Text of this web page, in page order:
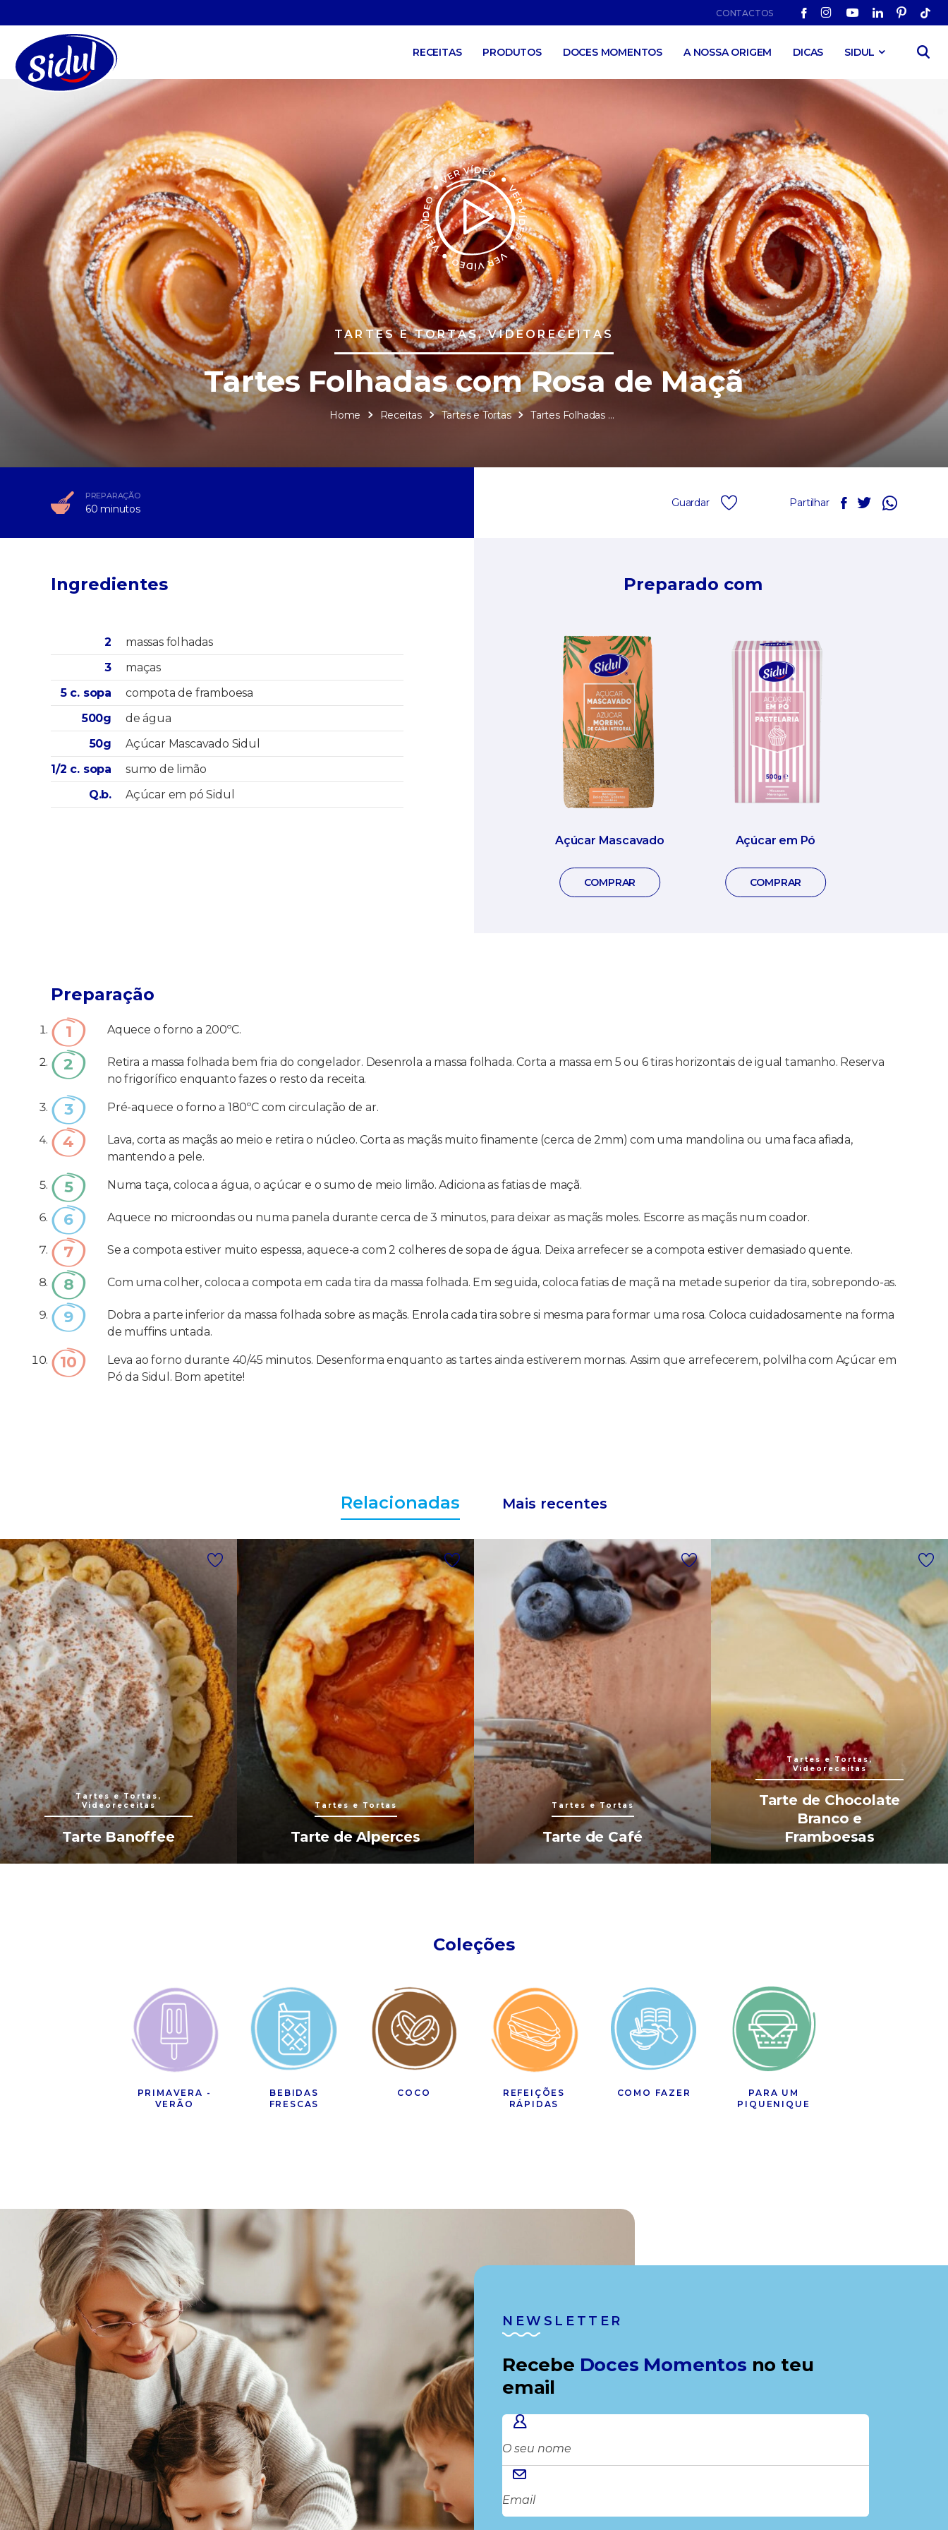
CONTACTOS
RECEITAS PRODUTOS DOCES MOMENTOS A NOSSA ORIGEM DICAS SIDUL
TARTES E TORTAS, VIDEORECEITAS
Tartes Folhadas com Rosa de Maçã
Home Receitas Tartes e Tortas Tartes Folhadas com Rosa de Maçã
PREPARAÇÃO
60 minutos Guardar Partilhar
Ingredientes
2
massas folhadas
3
maças
5 c. sopa
compota de framboesa
500g
de água
50g
Açúcar Mascavado Sidul
1/2 c. sopa
sumo de limão
Q.b.
Açúcar em pó Sidul
Preparado com
Açúcar Mascavado
COMPRAR
Açúcar em Pó
COMPRAR
Preparação
Aquece o forno a 200ºC.
Retira a massa folhada bem fria do congelador. Desenrola a massa folhada. Corta a massa em 5 ou 6 tiras horizontais de igual tamanho. Reserva
no frigorífico enquanto fazes o resto da receita.
Pré-aquece o forno a 180ºC com circulação de ar.
Lava, corta as maçãs ao meio e retira o núcleo. Corta as maçãs muito finamente (cerca de 2mm) com uma mandolina ou uma faca afiada,
mantendo a pele.
Numa taça, coloca a água, o açúcar e o sumo de meio limão. Adiciona as fatias de maçã.
Aquece no microondas ou numa panela durante cerca de 3 minutos, para deixar as maçãs moles. Escorre as maçãs num coador.
Se a compota estiver muito espessa, aquece-a com 2 colheres de sopa de água. Deixa arrefecer se a compota estiver demasiado quente.
Com uma colher, coloca a compota em cada tira da massa folhada. Em seguida, coloca fatias de maçã na metade superior da tira, sobrepondo-as.
Dobra a parte inferior da massa folhada sobre as maçãs. Enrola cada tira sobre si mesma para formar uma rosa. Coloca cuidadosamente na forma
de muffins untada.
Leva ao forno durante 40/45 minutos. Desenforma enquanto as tartes ainda estiverem mornas. Assim que arrefecerem, polvilha com Açúcar em
Pó da Sidul. Bom apetite!
Relacionadas Mais recentes
Tartes e Tortas,
Videoreceitas
Tarte Banoffee
Tartes e Tortas
Tarte de Alperces
Tartes e Tortas
Tarte de Café
Tartes e Tortas,
Videoreceitas
Tarte de Chocolate
Branco e
Framboesas
Coleções
PRIMAVERA -
VERÃO
BEBIDAS
FRESCAS
COCO
REFEIÇÕES
RÁPIDAS
COMO FAZER
PARA UM
PIQUENIQUE
NEWSLETTER
Recebe Doces Momentos no teu
email